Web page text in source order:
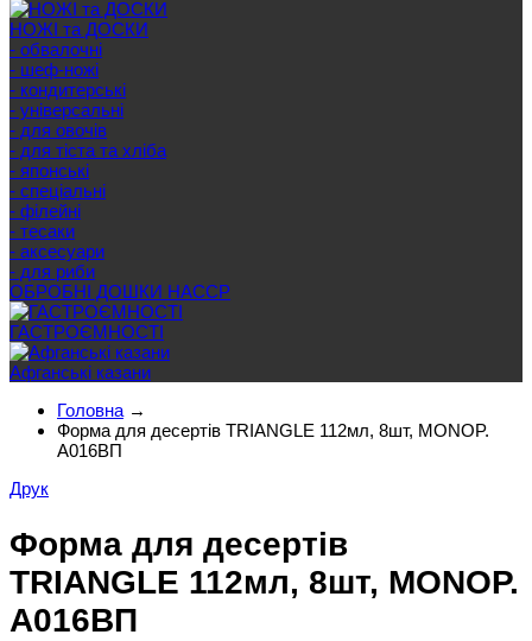
НОЖІ та ДОСКИ
- обвалочні
- шеф-ножі
- кондитерські
- універсальні
- для овочів
- для тіста та хліба
- японські
- спеціальні
- філейні
- тесаки
- аксесуари
- для риби
ОБРОБНІ ДОШКИ HACCP
ГАСТРОЄМНОСТІ
Афганські казани
Головна →
Форма для десертів TRIANGLE 112мл, 8шт, MONOP.
A016ВП
Друк
Форма для десертів
TRIANGLE 112мл, 8шт, MONOP.
A016ВП